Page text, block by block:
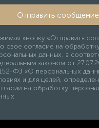
Отправить сообщение
кнопку «Отправить
свое согласие на
данных, в
законом от
ФЗ «О персональных
и для целей,
на обработку